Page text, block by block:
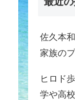
佐久本
家族の
ヒロド
学や高